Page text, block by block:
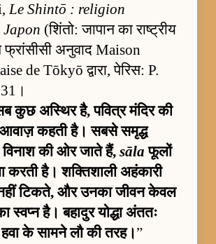
Le Shintō : religion
(शिंतो: जापान का राष्ट्रीय
फ्रांसीसी अनुवाद Maison
de Tōkyō द्वारा, पेरिस: P.
कुछ अस्थिर है, पवित्र मंदिर की
कहती है। सबसे समृद्ध
विनाश की ओर जाते हैं, sāla फूलों
करती है। शक्तिशाली अहंकारी
टिकते, और उनका जीवन केवल
स्वप्न है। बहादुर योद्धा अंततः
के सामने लौ की तरह।”